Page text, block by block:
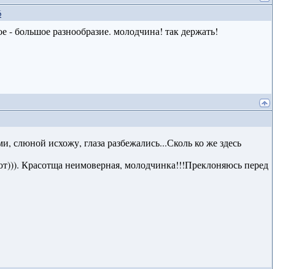
- большое разнообразие. молодчина! так держать!
слюной исхожу, глаза разбежались...Сколь ко же здесь
Красотща неимоверная, молодчинка!!!Преклоняюсь перед